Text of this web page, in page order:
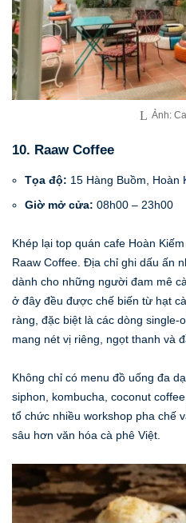
Ảnh:
10. Raaw Coffee
Tọa độ: 15 Hàng Buồm, Hoàn
Giờ mở cửa: 08h00 – 23h00
Khép lại top quán cafe Hoàn
Raaw Coffee. Địa chỉ ghi dấu ấn
dành cho những người đam mê
ở đây đều được chế biến từ hạt
ràng, đặc biệt là các dòng
mang nét vị riêng, ngọt thanh và
Không chỉ có menu đồ uống đa
siphon, kombucha, coconut
tổ chức nhiều workshop pha chế
sâu hơn văn hóa cà phê Việt.